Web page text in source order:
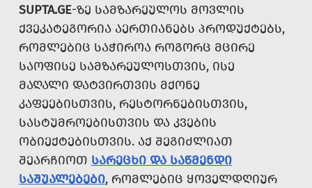
SUPTA.GE-ᲖᲔ ᲡᲐᲛᲖᲐᲠᲔᲣᲚᲝᲡ ᲛᲝᲕᲚᲘᲡ
ᲥᲕᲔᲙᲐᲢᲔᲒᲝᲠᲘᲐ ᲐᲔᲠᲗᲘᲐᲜᲔᲑᲡ ᲞᲠᲝᲓᲣᲥᲢᲔᲑᲡ,
ᲠᲝᲛᲚᲔᲑᲘᲪ ᲡᲐᲭᲘᲠᲝᲐ ᲠᲝᲒᲝᲠᲪ ᲛᲪᲘᲠᲔ
ᲡᲐᲝᲤᲘᲡᲔ ᲡᲐᲛᲖᲐᲠᲔᲣᲚᲝᲡᲗᲕᲘᲡ, ᲘᲡᲔ
ᲛᲐᲦᲐᲚᲘ ᲓᲐᲢᲕᲘᲠᲗᲕᲘᲡ ᲛᲥᲝᲜᲔ
ᲙᲐᲤᲔᲔᲑᲘᲡᲗᲕᲘᲡ, ᲠᲔᲡᲢᲝᲠᲜᲔᲑᲘᲡᲗᲕᲘᲡ,
ᲡᲐᲡᲢᲣᲛᲠᲝᲔᲑᲘᲡᲗᲕᲘᲡ ᲓᲐ ᲙᲕᲔᲑᲘᲡ
ᲝᲑᲘᲔᲥᲢᲔᲑᲘᲡᲗᲕᲘᲡ. ᲐᲥ ᲨᲔᲒᲘᲫᲚᲘᲐᲗ
ᲨᲔᲐᲠᲩᲘᲝᲗ ᲡᲐᲠᲔᲪᲮᲘ ᲓᲐ ᲡᲐᲬᲛᲔᲜᲓᲘ
ᲡᲐᲨᲣᲐᲚᲔᲑᲔᲑᲘ, ᲠᲝᲛᲚᲔᲑᲘᲪ ᲧᲝᲕᲔᲚᲓᲦᲘᲣᲠ